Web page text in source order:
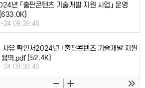
년 「출판콘텐츠 기술개발 지원 사업」 운영
24 09:39:46
유 확인서2024년 「출판콘텐츠 기술개발 지원
용역.pdf(52.4K)
24 09:39:46